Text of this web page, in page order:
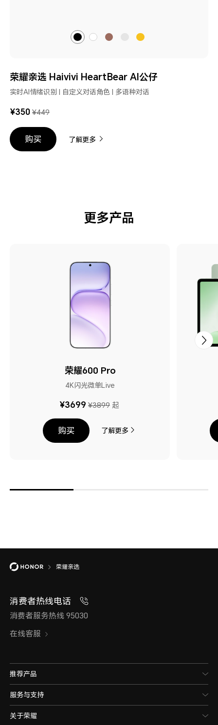
黑
白
棕
黄
荣耀亲选 Haivivi HeartBear AI公仔
实时AI情绪识别 | 自定义对话角色 | 多语种对话
¥350 ¥449
购买 了解更多
更多产品
荣耀600 Pro
4K闪光微单Live
¥3699 ¥3899 起
购买 了解更多
荣耀亲选
消费者热线电话
消费者服务热线 95030
在线客服
推荐产品
服务与支持
关于荣耀